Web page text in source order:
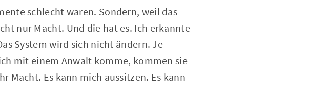
schlecht waren. Sondern, weil das
nur Macht. Und die hat es. Ich erkannte
System wird sich nicht ändern. Je
mit einem Anwalt komme, kommen sie
Macht. Es kann mich aussitzen. Es kann